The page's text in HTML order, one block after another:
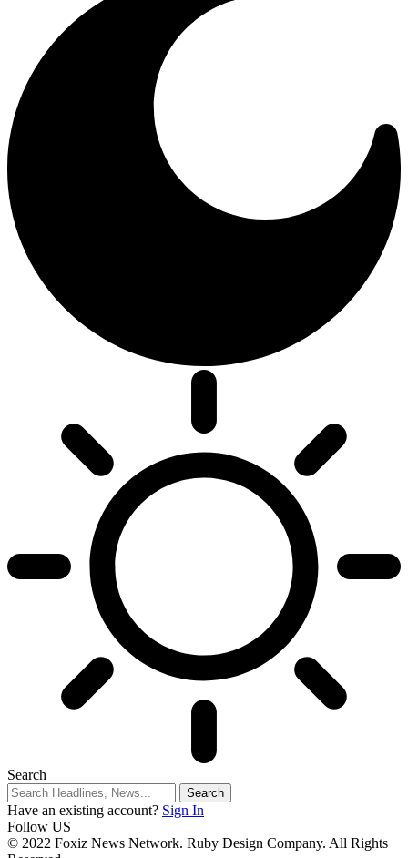
Search
Have an existing account? Sign In
Follow US
© 2022 Foxiz News Network. Ruby Design Company. All Rights